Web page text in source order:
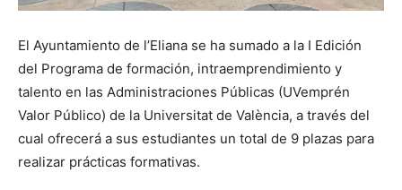
El Ayuntamiento de l’Eliana se ha sumado a la I Edición
del Programa de formación, intraemprendimiento y
talento en las Administraciones Públicas (UVemprén
Valor Público) de la Universitat de València, a través del
cual ofrecerá a sus estudiantes un total de 9 plazas para
realizar prácticas formativas.